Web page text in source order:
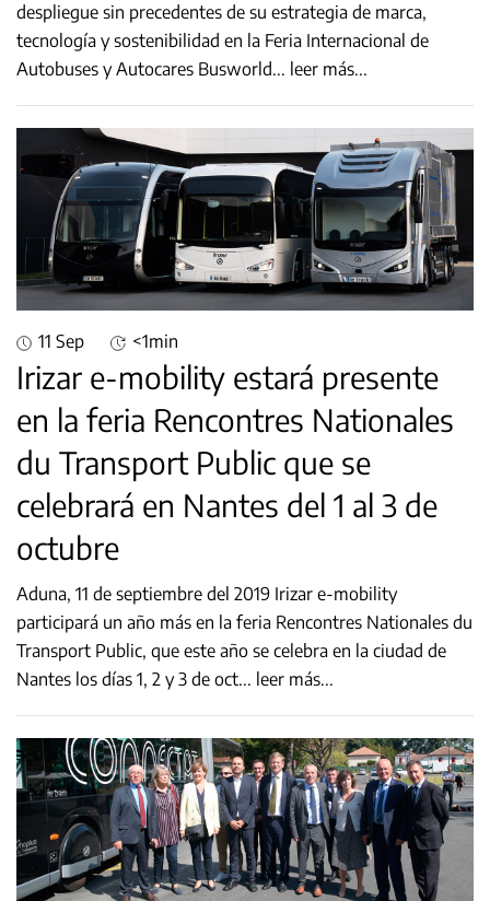
despliegue sin precedentes de su estrategia de marca,
tecnología y sostenibilidad en la Feria Internacional de
Autobuses y Autocares Busworld... leer más...
11 Sep <1min
Irizar e-mobility estará presente
en la feria Rencontres Nationales
du Transport Public que se
celebrará en Nantes del 1 al 3 de
octubre
Aduna, 11 de septiembre del 2019 Irizar e-mobility
participará un año más en la feria Rencontres Nationales du
Transport Public, que este año se celebra en la ciudad de
Nantes los días 1, 2 y 3 de oct... leer más...